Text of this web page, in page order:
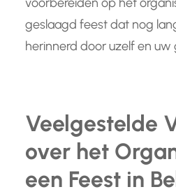
geslaagd feest dat nog
herinnerd door uzelf en uw
Veelgestelde
over het
een Feest in